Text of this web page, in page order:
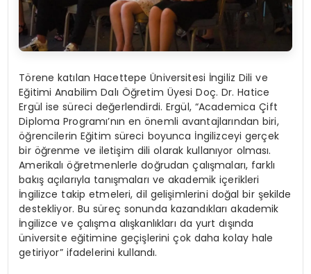
Törene katılan Hacettepe Üniversitesi İngiliz Dili ve
Eğitimi Anabilim Dalı Öğretim Üyesi Doç. Dr. Hatice
Ergül ise süreci değerlendirdi. Ergül, “Academica Çift
Diploma Programı’nın en önemli avantajlarından biri,
öğrencilerin Eğitim süreci boyunca İngilizceyi gerçek
bir öğrenme ve iletişim dili olarak kullanıyor olması.
Amerikalı öğretmenlerle doğrudan çalışmaları, farklı
bakış açılarıyla tanışmaları ve akademik içerikleri
İngilizce takip etmeleri, dil gelişimlerini doğal bir şekilde
destekliyor. Bu süreç sonunda kazandıkları akademik
İngilizce ve çalışma alışkanlıkları da yurt dışında
üniversite eğitimine geçişlerini çok daha kolay hale
getiriyor” ifadelerini kullandı.